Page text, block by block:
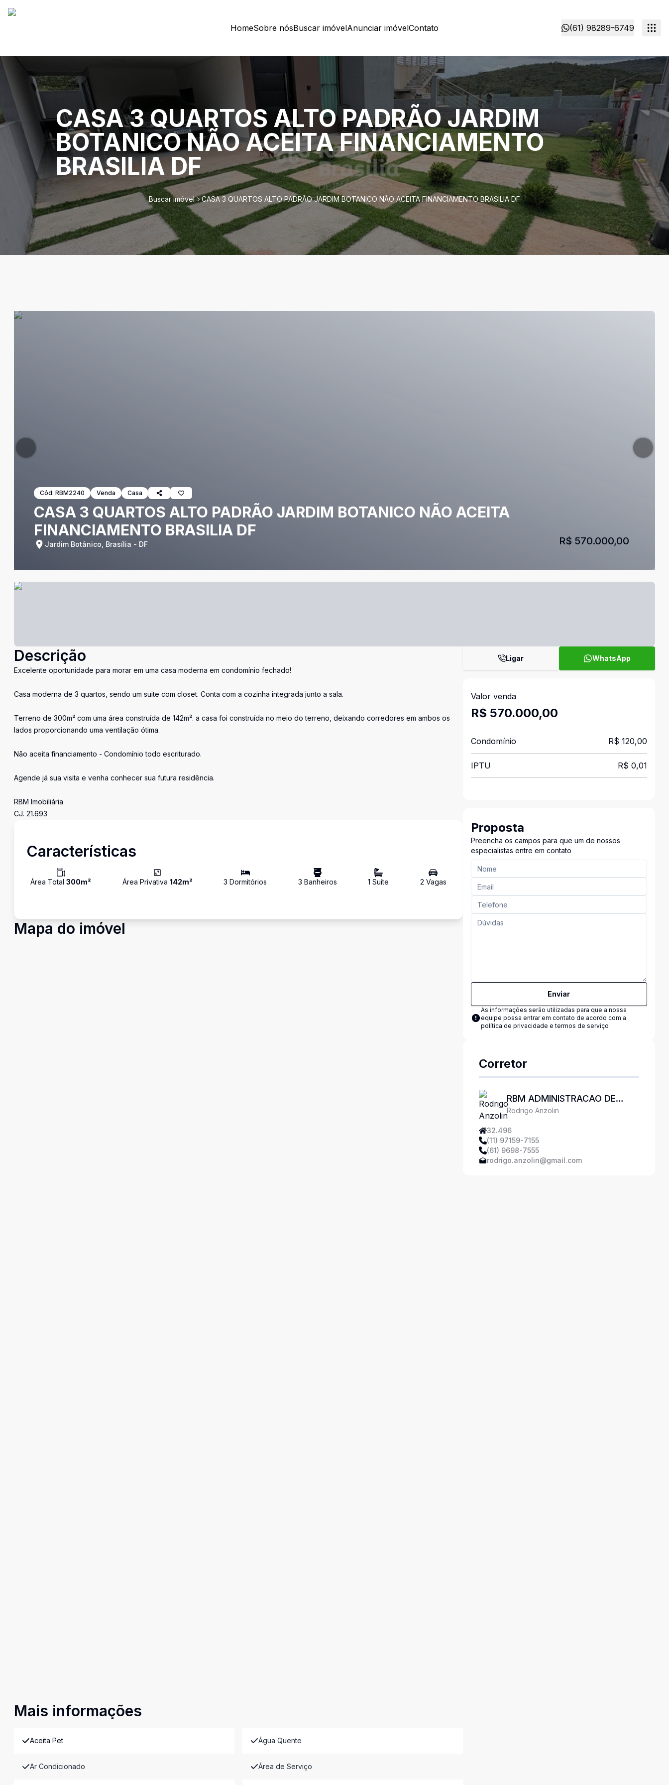
HomeSobre nósBuscar imóvelAnunciar imóvelContato (61) 98289-6749
CASA 3 QUARTOS ALTO PADRÃO JARDIM
BOTANICO NÃO ACEITA FINANCIAMENTO
BRASILIA DF
Buscar imóvel CASA 3 QUARTOS ALTO PADRÃO JARDIM BOTANICO NÃO ACEITA FINANCIAMENTO BRASILIA DF
Cód: RBM2240 Venda Casa
CASA 3 QUARTOS ALTO PADRÃO JARDIM BOTANICO NÃO ACEITA
FINANCIAMENTO BRASILIA DF
Jardim Botânico, Brasília - DF R$ 570.000,00
Descrição
Excelente oportunidade para morar em uma casa moderna em condomínio fechado!
Casa moderna de 3 quartos, sendo um suite com closet. Conta com a cozinha integrada junto a sala.
Terreno de 300m² com uma área construída de 142m². a casa foi construída no meio do terreno, deixando corredores em ambos os
lados proporcionando uma ventilação ótima.
Não aceita financiamento - Condomínio todo escriturado.
Agende já sua visita e venha conhecer sua futura residência.
RBM Imobiliária
CJ. 21.693
Características
Área Total 300m² Área Privativa 142m² 3 Dormitórios 3 Banheiros 1 Suíte 2 Vagas
Mapa do imóvel
Mais informações
Aceita Pet Água Quente
Ar Condicionado Área de Serviço
Ligar WhatsApp
Valor venda
R$ 570.000,00
Condomínio R$ 120,00
IPTU R$ 0,01
Proposta
Preencha os campos para que um de nossos
especialistas entre em contato
Enviar
As informações serão utilizadas para que a nossa
equipe possa entrar em contato de acordo com a
política de privacidade e termos de serviço
Corretor
RBM ADMINISTRACAO DE
IMOVEI
Rodrigo Anzolin
32.496
(11) 97159-7155
(61) 9698-7555
rodrigo.anzolin@gmail.com